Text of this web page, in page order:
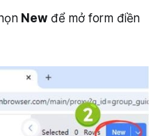
Newđể mở form điền